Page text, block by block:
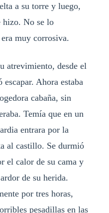
a su torre y luego,
hizo. No se lo
muy corrosiva.
atrevimiento, desde el
Ahora estaba
cabaña, sin
Temía que en un
entrara por la
al castillo. Se durmió
el calor de su cama y
de su herida.
por tres horas,
pesadillas en las